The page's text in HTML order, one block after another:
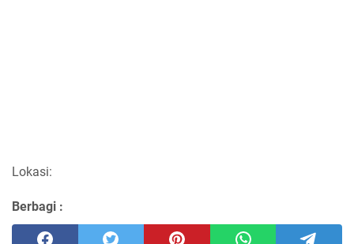
Lokasi:
Berbagi :